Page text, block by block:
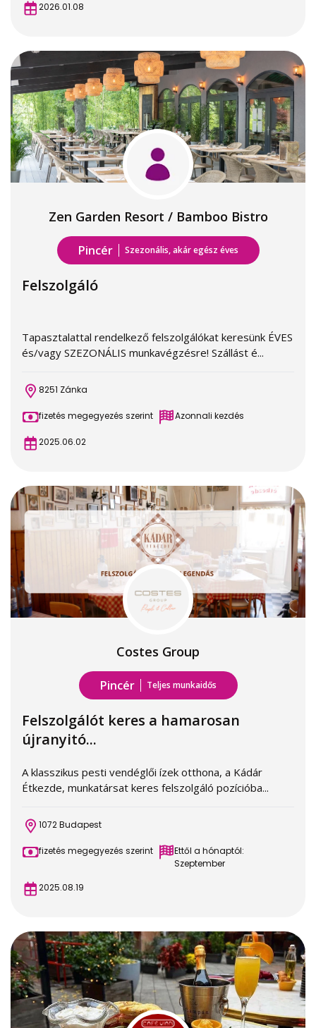
2026.01.08
Zen Garden Resort / Bamboo Bistro
Pincér Szezonális, akár egész éves
Felszolgáló
Tapasztalattal rendelkező felszolgálókat keresünk ÉVES
és/vagy SZEZONÁLIS munkavégzésre! Szállást é...
8251 Zánka
fizetés megegyezés szerint Azonnali kezdés
2025.06.02
Costes Group
Pincér Teljes munkaidős
Felszolgálót keres a hamarosan
újranyitó...
A klasszikus pesti vendéglői ízek otthona, a Kádár
Étkezde, munkatársat keres felszolgáló pozícióba...
1072 Budapest
fizetés megegyezés szerint
Ettől a hónaptól:
Szeptember
2025.08.19